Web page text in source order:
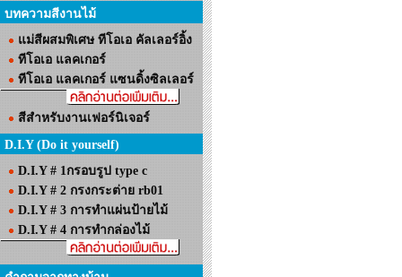
บทความสีงานไม้
แม่สีผสมพิเศษ ทีโอเอ คัลเลอร์อิ้ง
ทีโอเอ แลคเกอร์
ทีโอเอ แลคเกอร์ แซนดิ้งซิลเลอร์
สีสำหรับงานเฟอร์นิเจอร์
D.I.Y (Do it yourself)
D.I.Y # 1กรอบรูป type c
D.I.Y # 2 กรงกระต่าย rb01
D.I.Y # 3 การทำแผ่นป้ายไม้
D.I.Y # 4 การทำกล่องไม้